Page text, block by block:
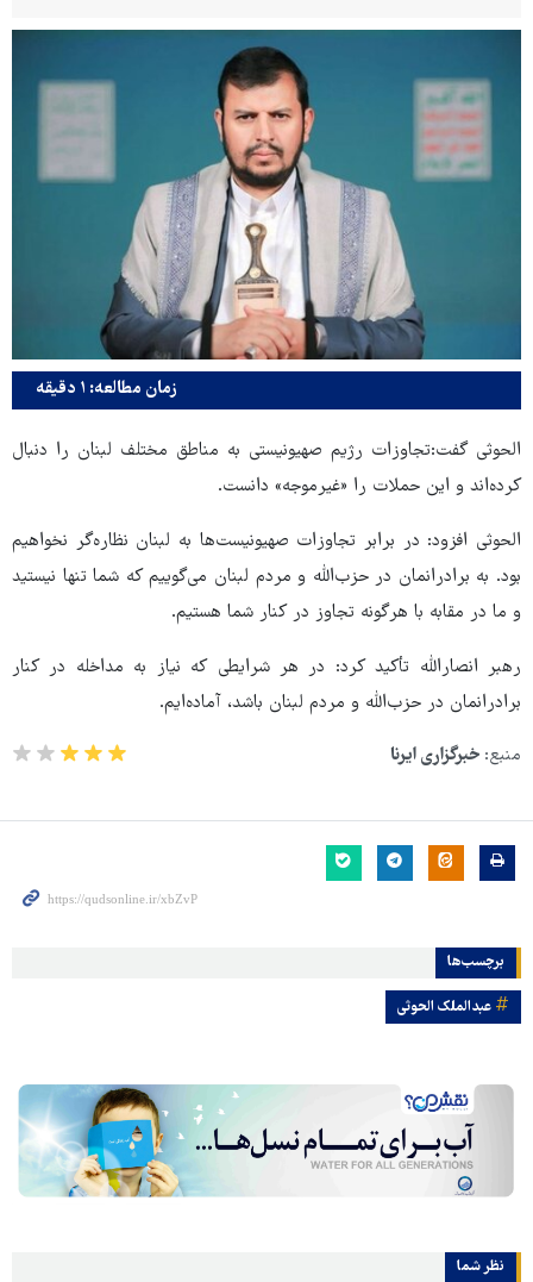
زمان مطالعه: ۱ دقیقه
الحوثی گفت:تجاوزات رژیم صهیونیستی به مناطق مختلف لبنان را دنبال
کرده‌اند و این حملات را «غیرموجه» دانست.
الحوثی افزود: در برابر تجاوزات صهیونیست‌ها به لبنان نظاره‌گر نخواهیم
بود. به برادرانمان در حزب‌الله و مردم لبنان می‌گوییم که شما تنها نیستید
و ما در مقابه با هرگونه تجاوز در کنار شما هستیم.
رهبر انصارالله تأکید کرد: در هر شرایطی که نیاز به مداخله در کنار
برادرانمان در حزب‌الله و مردم لبنان باشد، آماده‌ایم.
منبع: خبرگزاری ایرنا
برچسب‌ها
عبدالملک الحوثی
نظر شما